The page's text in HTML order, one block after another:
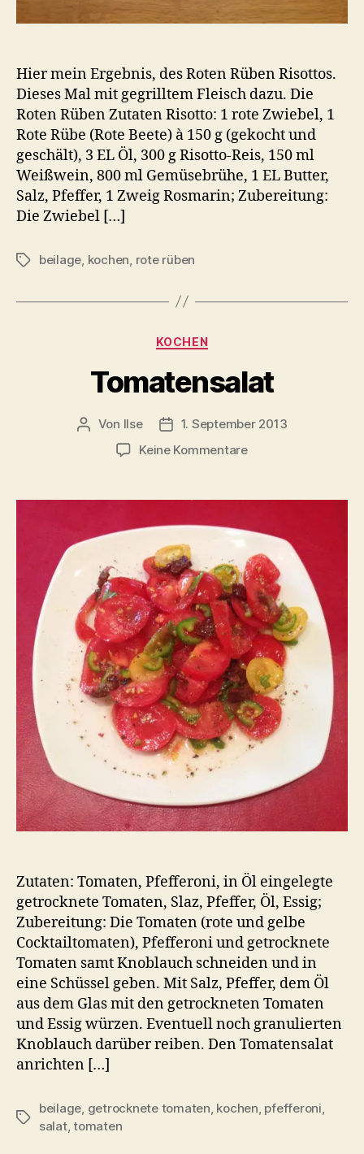
Hier mein Ergebnis, des Roten Rüben Risottos.
Dieses Mal mit gegrilltem Fleisch dazu. Die
Roten Rüben Zutaten Risotto: 1 rote Zwiebel, 1
Rote Rübe (Rote Beete) à 150 g (gekocht und
geschält), 3 EL Öl, 300 g Risotto-Reis, 150 ml
Weißwein, 800 ml Gemüsebrühe, 1 EL Butter,
Salz, Pfeffer, 1 Zweig Rosmarin; Zubereitung:
Die Zwiebel […]
Schlagwörter
beilage, kochen, rote rüben
Kategorien
KOCHEN
Tomatensalat
Beitragsautor
Von Ilse Beitragsdatum
1. September 2013
Keine Kommentarezu
Zutaten: Tomaten, Pfefferoni, in Öl eingelegte
getrocknete Tomaten, Slaz, Pfeffer, Öl, Essig;
Zubereitung: Die Tomaten (rote und gelbe
Cocktailtomaten), Pfefferoni und getrocknete
Tomaten samt Knoblauch schneiden und in
eine Schüssel geben. Mit Salz, Pfeffer, dem Öl
aus dem Glas mit den getrockneten Tomaten
und Essig würzen. Eventuell noch granulierten
Knoblauch darüber reiben. Den Tomatensalat
anrichten […]
Schlagwörter
beilage, getrocknete tomaten, kochen, pfefferoni,
salat,tomaten